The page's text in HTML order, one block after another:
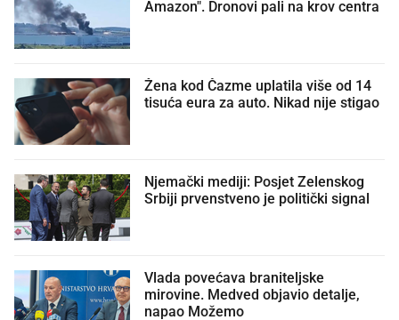
Amazon". Dronovi pali na krov centra
Žena kod Čazme uplatila više od 14
tisuća eura za auto. Nikad nije stigao
Njemački mediji: Posjet Zelenskog
Srbiji prvenstveno je politički signal
Vlada povećava braniteljske
mirovine. Medved objavio detalje,
napao Možemo